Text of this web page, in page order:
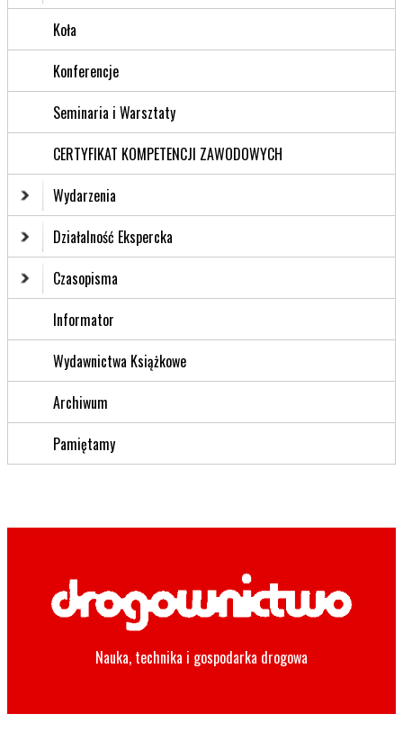
Koła
Konferencje
Seminaria i Warsztaty
CERTYFIKAT KOMPETENCJI ZAWODOWYCH
Wydarzenia
Działalność Ekspercka
Czasopisma
Informator
Wydawnictwa Książkowe
Archiwum
Pamiętamy
Nauka, technika i gospodarka drogowa